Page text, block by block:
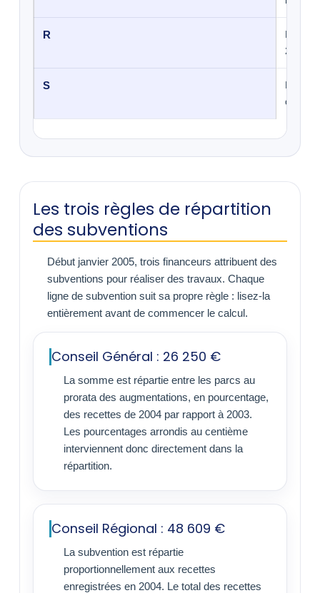
R
La
2004.
S
La
de
Les trois règles de répartition
des subventions
Début janvier 2005, trois financeurs attribuent des
subventions pour réaliser des travaux. Chaque
ligne de subvention suit sa propre règle : lisez-la
entièrement avant de commencer le calcul.
Conseil Général : 26 250 €
La somme est répartie entre les parcs au
prorata des augmentations, en pourcentage,
des recettes de 2004 par rapport à 2003.
Les pourcentages arrondis au centième
interviennent donc directement dans la
répartition.
Conseil Régional : 48 609 €
La subvention est répartie
proportionnellement aux recettes
enregistrées en 2004. Le total des recettes